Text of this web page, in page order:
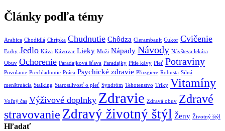
Články podľa témy
Arabica Chodidlá Chrípka Chudnutie Chôdza Clerambault Cukor Cvičenie
Farby Jedlo Káva Kávovar Lieky Muži Nápady Návody Návšteva lekára
Obuv Ochorenie Paradajková šťava Paradajky Pitie kávy Pleť Potraviny
Povolanie Prechladnutie Práca Psychické zdravie Pľuzgiere Robusta Silná
menštruácia Stalking Starostlivosť o pleť Syndróm Tehotenstvo Triky Vitamíny
Voľný čas Výživové doplnky Zdravie Zdravá obuv Zdravé
stravovanie Zdravý životný štýl Ženy Životný štýl
Hľadať